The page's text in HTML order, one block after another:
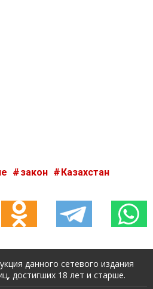
закон
Казахстан
данного сетевого издания
достигших 18 лет и старше.